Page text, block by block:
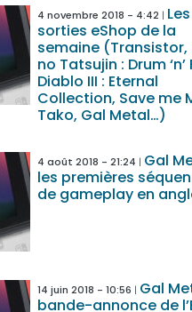
4 novembre 2018 - 4:42
Les
sorties eShop de la
semaine (Transistor,
no Tatsujin : Drum ‘n’
Diablo III : Eternal
Collection, Save me
Tako, Gal Metal…)
4 août 2018 - 21:24
Gal
les premières
de gameplay en
14 juin 2018 - 10:56
Gal
bande-annonce de